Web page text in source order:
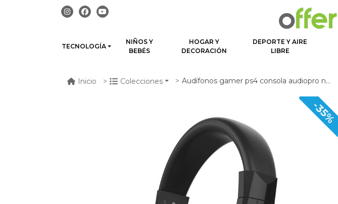
TECNOLOGÍA
NIÑOS Y
BEBÉS
HOGAR Y
DECORACIÓN
DEPORTE Y AIRE
LIBRE
Inicio Colecciones Audífonos gamer ps4 consola audiopro negro-rojo
-35%